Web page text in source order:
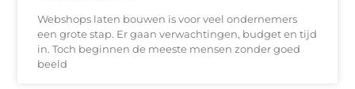
Webshops laten bouwen is voor veel ondernemers
een grote stap. Er gaan verwachtingen, budget en tijd
in. Toch beginnen de meeste mensen zonder goed
beeld